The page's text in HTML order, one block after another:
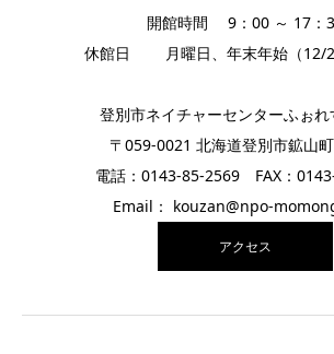
開館時間 9：00 ～ 17：
休館日 月曜日、年末年始（12/
登別市ネイチャーセンターふぉれ
〒059-0021 北海道登別市鉱山
電話：0143-85-2569 FAX：
Email： kouzan@npo-
アクセス